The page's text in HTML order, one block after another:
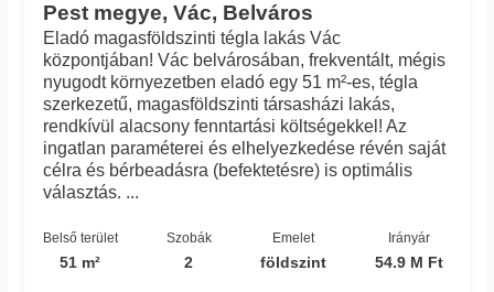
Pest megye, Vác, Belváros
Eladó magasföldszinti tégla lakás Vác
központjában! Vác belvárosában, frekventált, mégis
nyugodt környezetben eladó egy 51 m²-es, tégla
szerkezetű, magasföldszinti társasházi lakás,
rendkívül alacsony fenntartási költségekkel! Az
ingatlan paraméterei és elhelyezkedése révén saját
célra és bérbeadásra (befektetésre) is optimális
választás. ...
Belső terület
51 m²
Szobák
2
Emelet
földszint
Irányár
54.9 M Ft